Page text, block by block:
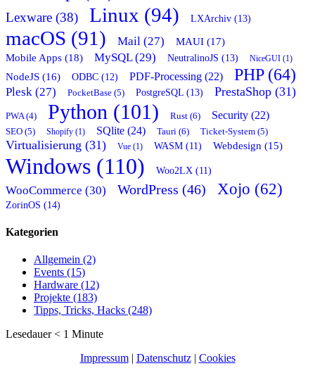
Lexware (38) Linux (94) LXArchiv (13)
macOS (91) Mail (27)
MAUI (17)
Mobile Apps (18)
MySQL (29) NeutralinoJS (13) NiceGUI (1)
NodeJS (16) ODBC (12) PDF-Processing (22) PHP (64)
Plesk (27) PocketBase (5) PostgreSQL (13) PrestaShop (31)
PWA (4) Python (101) Rust (6) Security (22)
SEO (5) Shopify (1) SQlite (24) Tauri (6) Ticket-System (5)
Virtualisierung (31) Vue (1) WASM (11) Webdesign (15)
Windows (110) Woo2LX (11)
WooCommerce (30) WordPress (46) Xojo (62)
ZorinOS (14)
Kategorien
Allgemein (2)
Events (15)
Hardware (12)
Projekte (183)
Tipps, Tricks, Hacks (248)
Lesedauer < 1 Minute
Impressum| Datenschutz| Cookies